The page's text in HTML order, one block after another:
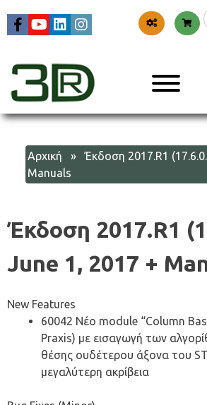
3dr
Αρχική » Έκδοση 2017.R1
Manuals
Έκδοση 2017.R1
June 1, 2017 +
New Features
60042 Νέο module “Column
Praxis) με εισαγωγή των
θέσης ουδέτερου άξονα του
μεγαλύτερη ακρίβεια